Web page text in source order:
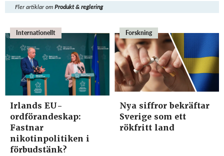
Fler artiklar omProdukt & reglering
Internationellt
Irlands EU-
ordförandeskap:
Fastnar
nikotinpolitiken i
förbudstänk?
Forskning
Nya siffror bekräftar
Sverige som ett
rökfritt land